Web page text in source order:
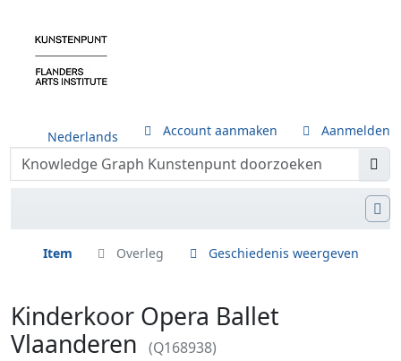
Nederlands Account aanmaken Aanmelden
Item Overleg Geschiedenis weergeven
Kinderkoor Opera Ballet
Vlaanderen
(Q168938)